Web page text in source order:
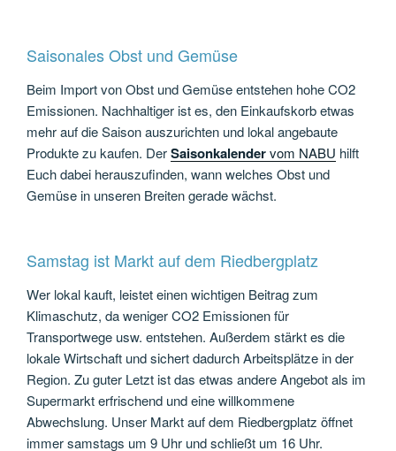
Saisonales Obst und Gemüse
Beim Import von Obst und Gemüse entstehen hohe CO2
Emissionen. Nachhaltiger ist es, den Einkaufskorb etwas
mehr auf die Saison auszurichten und lokal angebaute
Produkte zu kaufen. DerSaisonkalendervom NABU hilft
Euch dabei herauszufinden, wann welches Obst und
Gemüse in unseren Breiten gerade wächst.
Samstag ist Markt auf dem Riedbergplatz
Wer lokal kauft, leistet einen wichtigen Beitrag zum
Klimaschutz, da weniger CO2 Emissionen für
Transportwege usw. entstehen. Außerdem stärkt es die
lokale Wirtschaft und sichert dadurch Arbeitsplätze in der
Region. Zu guter Letzt ist das etwas andere Angebot als im
Supermarkt erfrischend und eine willkommene
Abwechslung. Unser Markt auf dem Riedbergplatz öffnet
immer samstags um 9 Uhr und schließt um 16 Uhr.